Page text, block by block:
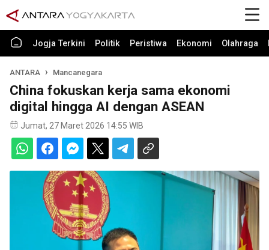
Jogja Terkini Politik Peristiwa Ekonomi Olahraga
ANTARA Mancanegara
China fokuskan kerja sama ekonomi
digital hingga AI dengan ASEAN
Jumat, 27 Maret 2026 14:55 WIB